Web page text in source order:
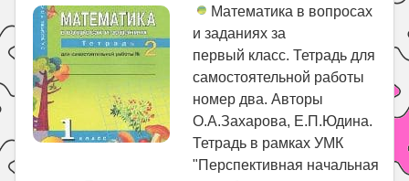
Математика в вопросах
и заданиях за
первый класс. Тетрадь для
самостоятельной работы
номер два. Авторы
О.А.Захарова, Е.П.Юдина.
Тетрадь в рамках УМК
"Перспективная начальная